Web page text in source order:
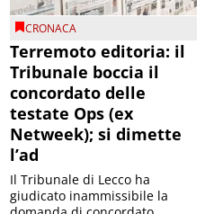
CRONACA
Terremoto editoria: il
Tribunale boccia il
concordato delle
testate Ops (ex
Netweek); si dimette
l’ad
Il Tribunale di Lecco ha
giudicato inammissibile la